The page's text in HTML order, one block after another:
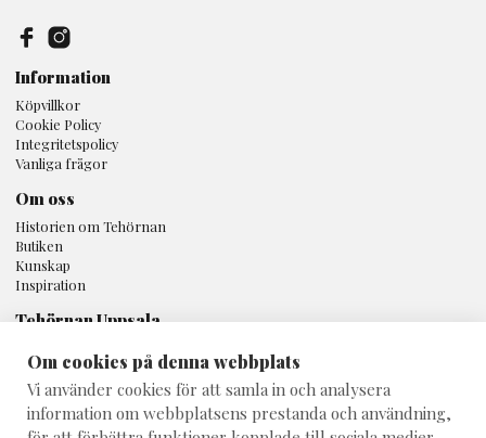
Om oss
Historien om Tehörnan
Butiken
Kunskap
Inspiration
Information
Köpvillkor
Cookie Policy
Integritetspolicy
Vanliga frågor
Tehörnan Uppsala
753 32 Uppsala
018 - 10 80 25
info@teshop.se
Om cookies på denna webbplats
Vi använder cookies för att samla in och analysera
information om webbplatsens prestanda och användning,